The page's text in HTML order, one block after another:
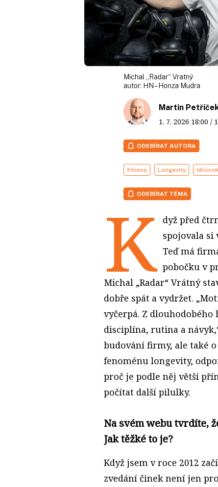
Michal „Radar“ Vratný
autor: HN – Honza Mudra
Martin
1. 7. 2026 18:00 /
ODEBÍRAT AUTORA
fitness Longevity
ODEBÍRAT TÉMA
K dyž před
spojovala si
Teď má
pobočku v
Michal „Radar“ Vrátný
dobře spát a vydržet.
vyčerpá. Z
disciplína, rutina a
budování firmy, ale také
fenoménu longevity,
proč je podle něj větší
počítat další pilulky.
Na svém webu tvrdíte,
Jak těžké to je?
Když jsem v roce 2012
zvedání činek není jen